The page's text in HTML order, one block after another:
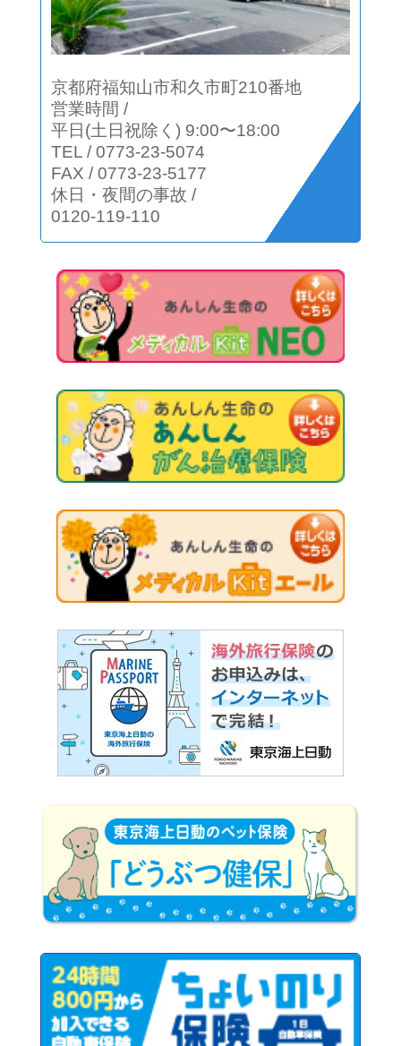
京都府福知山市和久市町210番地
営業時間 /
平日(土日祝除く) 9:00〜18:00
TEL / 0773-23-5074
FAX / 0773-23-5177
休日・夜間の事故 /
0120-119-110